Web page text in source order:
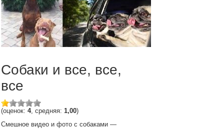
Собаки и все, все,
все
(оценок:4, средняя:1,00)
Смешное видео и фото с собаками —